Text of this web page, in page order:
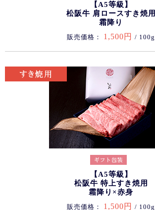
【A5等級】
松阪牛 肩ロースすき焼用
霜降り
販売価格： 1,500円 / 100g
【A5等級】
松阪牛 特上すき焼用
霜降り×赤身
販売価格： 1,500円 / 100g